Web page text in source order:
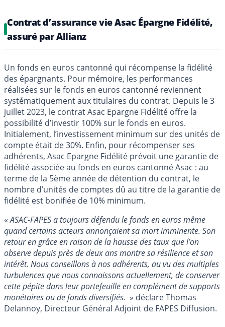
Contrat d’assurance vie Asac Épargne Fidélité,
assuré par Allianz
Un fonds en euros cantonné qui récompense la fidélité
des épargnants. Pour mémoire, les performances
réalisées sur le fonds en euros cantonné reviennent
systématiquement aux titulaires du contrat. Depuis le 3
juillet 2023, le contrat Asac Epargne Fidélité offre la
possibilité d’investir 100% sur le fonds en euros.
Initialement, l’investissement minimum sur des unités de
compte était de 30%. Enfin, pour récompenser ses
adhérents, Asac Epargne Fidélité prévoit une garantie de
fidélité associée au fonds en euros cantonné Asac : au
terme de la 5ème année de détention du contrat, le
nombre d’unités de comptes dû au titre de la garantie de
fidélité est bonifiée de 10% minimum.
«ASAC-FAPES a toujours défendu le fonds en euros même
quand certains acteurs annonçaient sa mort imminente. Son
retour en grâce en raison de la hausse des taux que l’on
observe depuis près de deux ans montre sa résilience et son
intérêt. Nous conseillons à nos adhérents, au vu des multiples
turbulences que nous connaissons actuellement, de conserver
cette pépite dans leur portefeuille en complément de supports
monétaires ou de fonds diversifiés. » déclare Thomas
Delannoy, Directeur Général Adjoint de FAPES Diffusion.